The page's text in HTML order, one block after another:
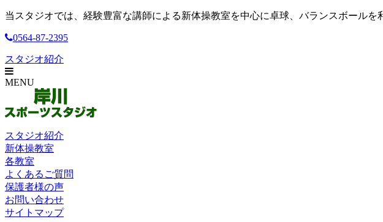
当スタジオでは、経験豊富な講師による新体操教室を中心に卓球、バランスボールを
0564-87-2395
スタジオ紹介
MENU
スタジオ紹介
新体操教室
各教室
よくあるご質問
保護者様の声
お問い合わせ
サイトマップ